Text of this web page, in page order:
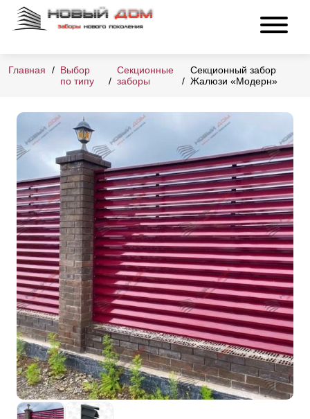
Главная
Выбор
по типу
Секционные
заборы
Секционный забор
Жалюзи «Модерн»